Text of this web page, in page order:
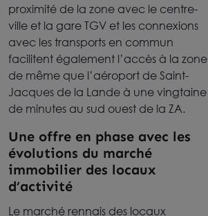
proximité de la zone avec le centre-
ville et la gare TGV et les connexions
avec les transports en commun
facilitent également l’accès à la zone
de même que l’aéroport de Saint-
Jacques de la Lande à une vingtaine
de minutes au sud ouest de la ZA.
Une offre en phase avec les
évolutions du marché
immobilier des locaux
d’activité
Le marché rennais des locaux